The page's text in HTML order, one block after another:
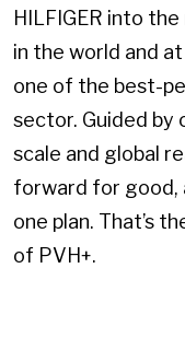
HILFIGER into
in the world and
one of the best-
sector. Guided by
scale and global
forward for good,
one plan. That’s
of PVH+.